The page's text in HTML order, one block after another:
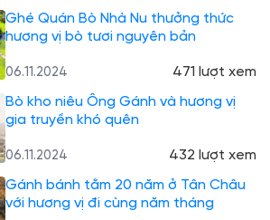
Ghé Quán Bò Nhà Nu thưởng thức
hương vị bò tươi nguyên bản
06.11.2024
471 lượt xem
Bò kho niêu Ông Gánh và hương vị
gia truyền khó quên
06.11.2024
432 lượt xem
Gánh bánh tằm 20 năm ở Tân Châu
với hương vị đi cùng năm tháng